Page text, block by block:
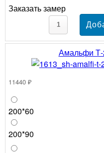
Заказать замер
Амальфи Т-
11440 ₽
200*60
200*90